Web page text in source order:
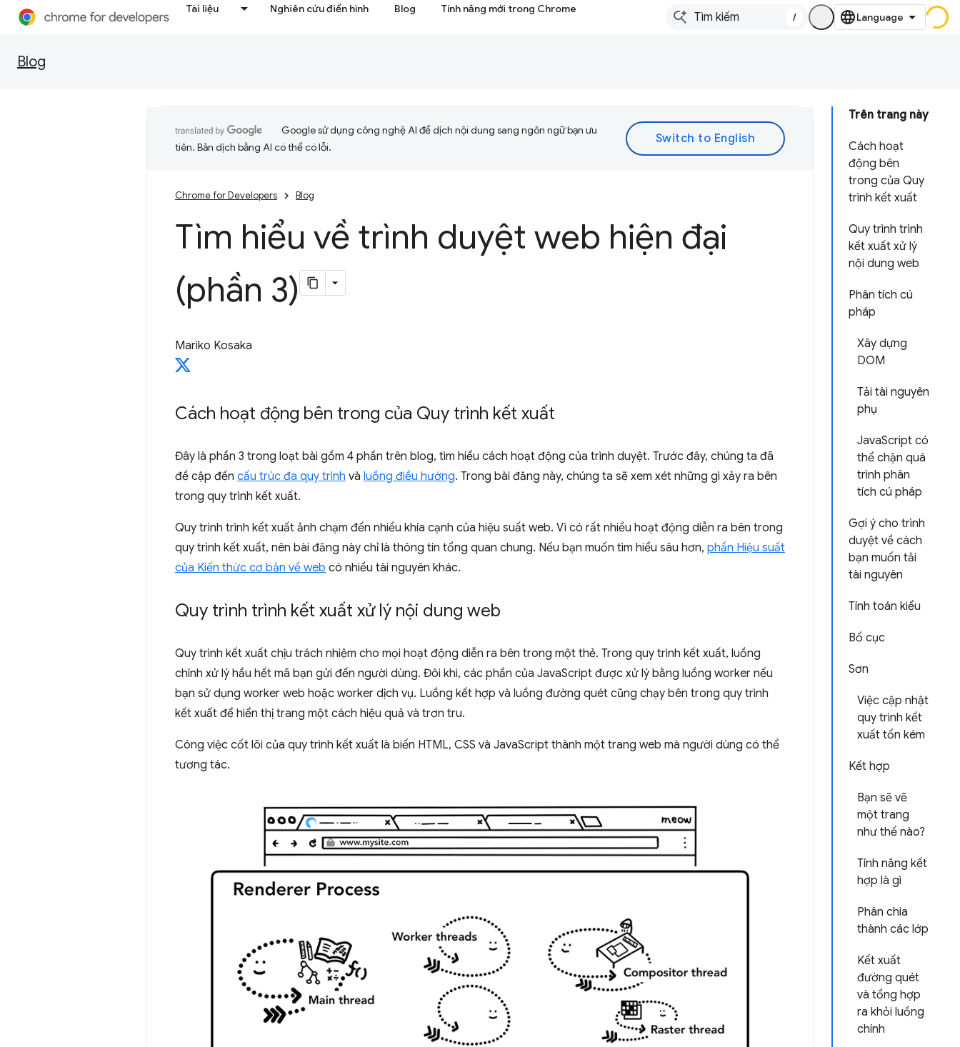
Tài liệu Nghiên cứu điển hình Blog Tính năng mới trong Chrome
/
Blog
Trên trang này
Cách hoạt
động bên
trong của Quy
trình kết xuất
Quy trình trình
kết xuất xử lý
nội dung web
Phân tích cú
pháp
Xây dựng
DOM
Tải tài nguyên
phụ
JavaScript có
thể chặn quá
trình phân
tích cú pháp
Gợi ý cho trình
duyệt về cách
bạn muốn tải
tài nguyên
Tính toán kiểu
Bố cục
Sơn
Việc cập nhật
quy trình kết
xuất tốn kém
Kết hợp
Bạn sẽ vẽ
một trang
như thế nào?
Tính năng kết
hợp là gì
Phân chia
thành các lớp
Kết xuất
đường quét
và tổng hợp
ra khỏi luồng
chính
Google sử dụng công nghệ AI để dịch nội dung sang ngôn ngữ bạn ưu
tiên. Bản dịch bằng AI có thể có lỗi.
Chrome for Developers Blog
Tìm hiểu về trình duyệt web hiện đại
(phần 3)
Mariko Kosaka
Cách hoạt động bên trong của Quy trình kết xuất
Đây là phần 3 trong loạt bài gồm 4 phần trên blog, tìm hiểu cách hoạt động của trình duyệt. Trước đây, chúng ta đã
đề cập đến cấu trúc đa quy trình và luồng điều hướng. Trong bài đăng này, chúng ta sẽ xem xét những gì xảy ra bên
trong quy trình kết xuất.
Quy trình trình kết xuất ảnh chạm đến nhiều khía cạnh của hiệu suất web. Vì có rất nhiều hoạt động diễn ra bên trong
quy trình kết xuất, nên bài đăng này chỉ là thông tin tổng quan chung. Nếu bạn muốn tìm hiểu sâu hơn, phần Hiệu suất
của Kiến thức cơ bản về web có nhiều tài nguyên khác.
Quy trình trình kết xuất xử lý nội dung web
Quy trình kết xuất chịu trách nhiệm cho mọi hoạt động diễn ra bên trong một thẻ. Trong quy trình kết xuất, luồng
chính xử lý hầu hết mã bạn gửi đến người dùng. Đôi khi, các phần của JavaScript được xử lý bằng luồng worker nếu
bạn sử dụng worker web hoặc worker dịch vụ. Luồng kết hợp và luồng đường quét cũng chạy bên trong quy trình
kết xuất để hiển thị trang một cách hiệu quả và trơn tru.
Công việc cốt lõi của quy trình kết xuất là biến HTML, CSS và JavaScript thành một trang web mà người dùng có thể
tương tác.